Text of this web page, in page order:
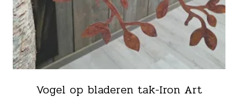
Vogel op bladeren tak-Iron Art